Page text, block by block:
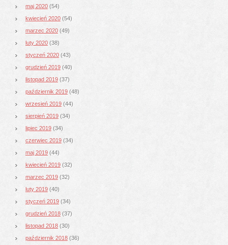
maj 2020 (54)
kwiecień 2020 (54)
marzec 2020 (49)
luty 2020 (38)
styczeń 2020 (43)
grudzień 2019 (40)
listopad 2019 (37)
październik 2019 (48)
wrzesień 2019 (44)
sierpień 2019 (34)
lipiec 2019 (34)
czerwiec 2019 (34)
maj 2019 (44)
kwiecień 2019 (32)
marzec 2019 (32)
luty 2019 (40)
styczeń 2019 (34)
grudzień 2018 (37)
listopad 2018 (30)
październik 2018 (36)